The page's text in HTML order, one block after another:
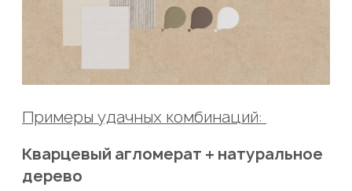
Примеры удачных комбинаций:
Кварцевый агломерат + натуральное
дерево